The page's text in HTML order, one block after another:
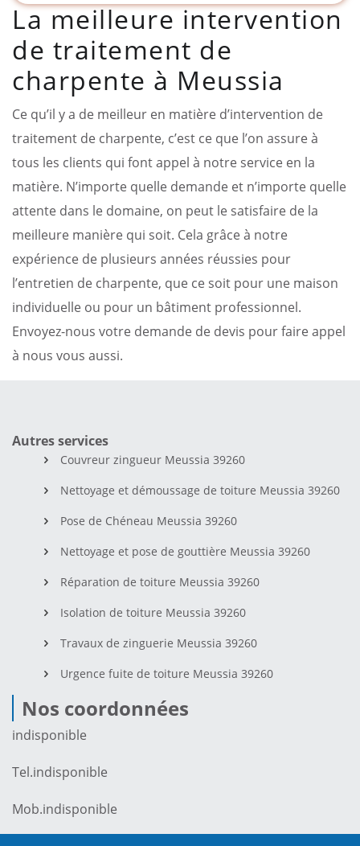
La meilleure intervention
de traitement de
charpente à Meussia
Ce qu’il y a de meilleur en matière d’intervention de
traitement de charpente, c’est ce que l’on assure à
tous les clients qui font appel à notre service en la
matière. N’importe quelle demande et n’importe quelle
attente dans le domaine, on peut le satisfaire de la
meilleure manière qui soit. Cela grâce à notre
expérience de plusieurs années réussies pour
l’entretien de charpente, que ce soit pour une maison
individuelle ou pour un bâtiment professionnel.
Envoyez-nous votre demande de devis pour faire appel
à nous vous aussi.
Autres services
Couvreur zingueur Meussia 39260
Nettoyage et démoussage de toiture Meussia 39260
Pose de Chéneau Meussia 39260
Nettoyage et pose de gouttière Meussia 39260
Réparation de toiture Meussia 39260
Isolation de toiture Meussia 39260
Travaux de zinguerie Meussia 39260
Urgence fuite de toiture Meussia 39260
Nos coordonnées
indisponible
Tel.indisponible
Mob.indisponible